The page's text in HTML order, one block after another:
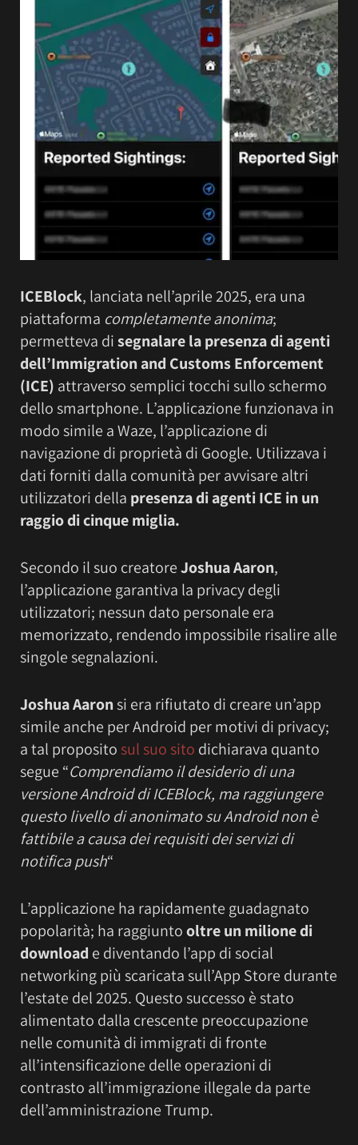
ICEBlock, lanciata nell’aprile 2025, era una
piattaforma completamente anonima;
permetteva disegnalare la presenza di agenti
dell’Immigration and Customs Enforcement
(ICE) attraverso semplici tocchi sullo schermo
dello smartphone. L’applicazione funzionava in
modo simile a Waze, l’applicazione di
navigazione di proprietà di Google. Utilizzava i
dati forniti dalla comunità per avvisare altri
utilizzatori della presenza di agenti ICE in un
raggio di cinque miglia.
Secondo il suo creatoreJoshua Aaron,
l’applicazione garantiva la privacy degli
utilizzatori; nessun dato personale era
memorizzato, rendendo impossibile risalire alle
singole segnalazioni.
Joshua Aaronsi era rifiutato di creare un’app
simile anche per Android per motivi di privacy;
a tal proposito sul suo sito dichiarava quanto
segue “Comprendiamo il desiderio di una
versione Android di ICEBlock, ma raggiungere
questo livello di anonimato su Android non è
fattibile a causa dei requisiti dei servizi di
notifica push“
L’applicazione ha rapidamente guadagnato
popolarità; ha raggiuntooltre un milione di
download e diventando l’app di social
networking più scaricata sull’App Store durante
l’estate del 2025. Questo successo è stato
alimentato dalla crescente preoccupazione
nelle comunità di immigrati di fronte
all’intensificazione delle operazioni di
contrasto all’immigrazione illegale da parte
dell’amministrazione Trump.